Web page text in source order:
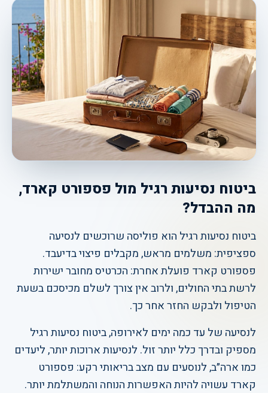
ביטוח נסיעות רגיל מול פספורט קארד,
מה ההבדל?
ביטוח נסיעות רגיל הוא פוליסה שרוכשים לנסיעה
ספציפית: משלמים מראש, מקבלים פיצוי בדיעבד.
פספורט קארד פועלת אחרת: הכרטיס מחובר ישירות
לרשת בתי החולים, ולרוב אין צורך לשלם מכיסכם בשעת
הטיפול ולבקש החזר אחר כך.
לנסיעה של עד כמה ימים לאירופה, ביטוח נסיעות רגיל
מספיק ובדרך כלל יותר זול. לנסיעות ארוכות יותר, ליעדים
כמו ארה״ב, לנוסעים עם מצב בריאותי רקע: פספורט
קארד עשויה להיות האפשרות הנוחה והמשתלמת יותר.